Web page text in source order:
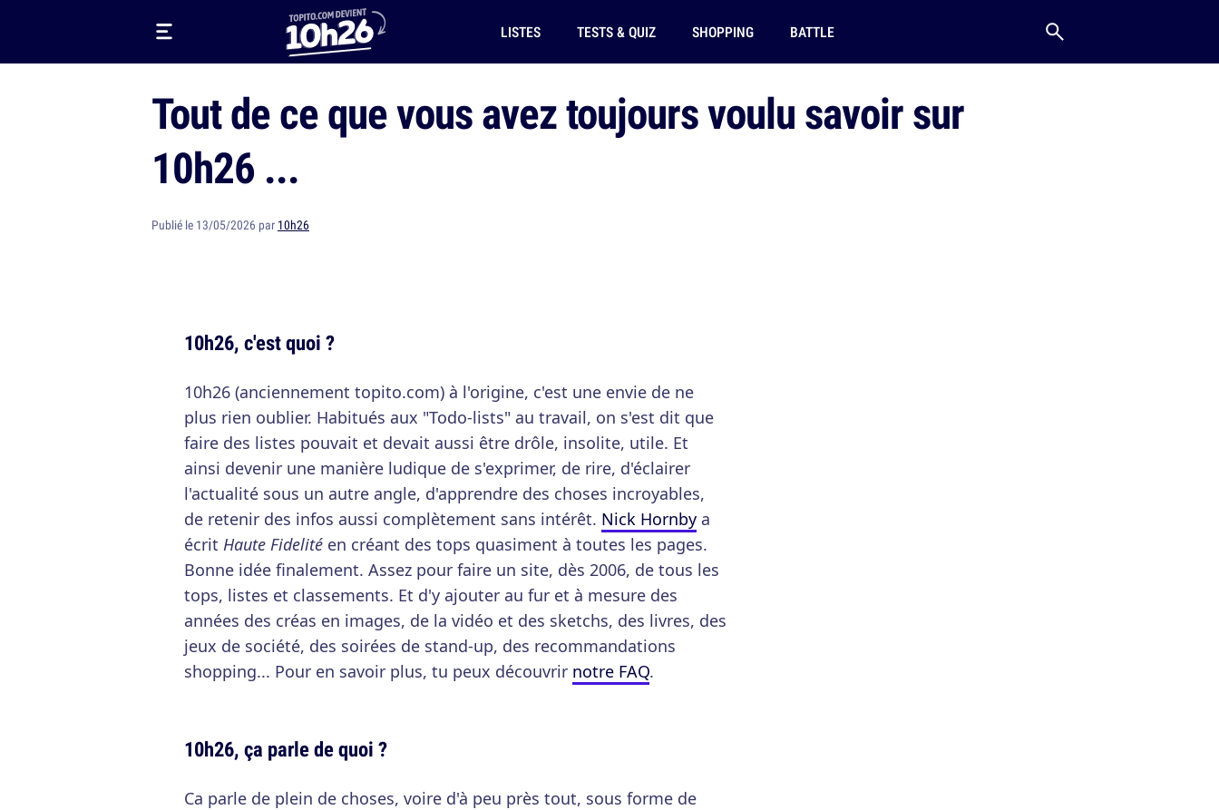
LISTES TESTS & QUIZ SHOPPING BATTLE
Tout de ce que vous avez toujours voulu savoir sur
10h26 ...
Publié le 13/05/2026 par 10h26
10h26, c'est quoi ?
10h26 (anciennement topito.com) à l'origine, c'est une envie de ne
plus rien oublier. Habitués aux "Todo-lists" au travail, on s'est dit que
faire des listes pouvait et devait aussi être drôle, insolite, utile. Et
ainsi devenir une manière ludique de s'exprimer, de rire, d'éclairer
l'actualité sous un autre angle, d'apprendre des choses incroyables,
de retenir des infos aussi complètement sans intérêt. Nick Hornby a
écrit Haute Fidelité en créant des tops quasiment à toutes les pages.
Bonne idée finalement. Assez pour faire un site, dès 2006, de tous les
tops, listes et classements. Et d'y ajouter au fur et à mesure des
années des créas en images, de la vidéo et des sketchs, des livres, des
jeux de société, des soirées de stand-up, des recommandations
shopping... Pour en savoir plus, tu peux découvrir notre FAQ.
10h26, ça parle de quoi ?
Ca parle de plein de choses, voire d'à peu près tout, sous forme de